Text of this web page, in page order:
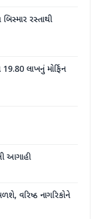
રસ્તાથી
લાખનું મોર્ફિન
આગાહી
વરિષ્ઠ નાગરિકોને